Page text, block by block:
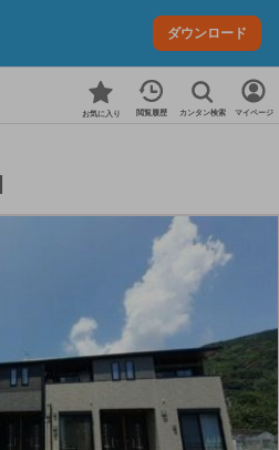
ダウンロード
お気に入り 閲覧履歴 カンタン検索 マイページ